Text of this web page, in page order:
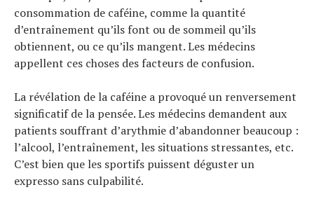
consommation de caféine, comme la quantité
d’entraînement qu’ils font ou de sommeil qu’ils
obtiennent, ou ce qu’ils mangent. Les médecins
appellent ces choses des facteurs de confusion.
La révélation de la caféine a provoqué un renversement
significatif de la pensée. Les médecins demandent aux
patients souffrant d’arythmie d’abandonner beaucoup :
l’alcool, l’entraînement, les situations stressantes, etc.
C’est bien que les sportifs puissent déguster un
expresso sans culpabilité.